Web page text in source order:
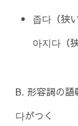
좁다（
아지다（
B. 形容詞の
다がつく